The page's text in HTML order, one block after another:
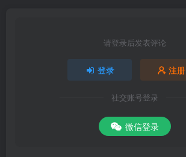
请登录后发表评论
登录 注册
社交账号登录
微信登录